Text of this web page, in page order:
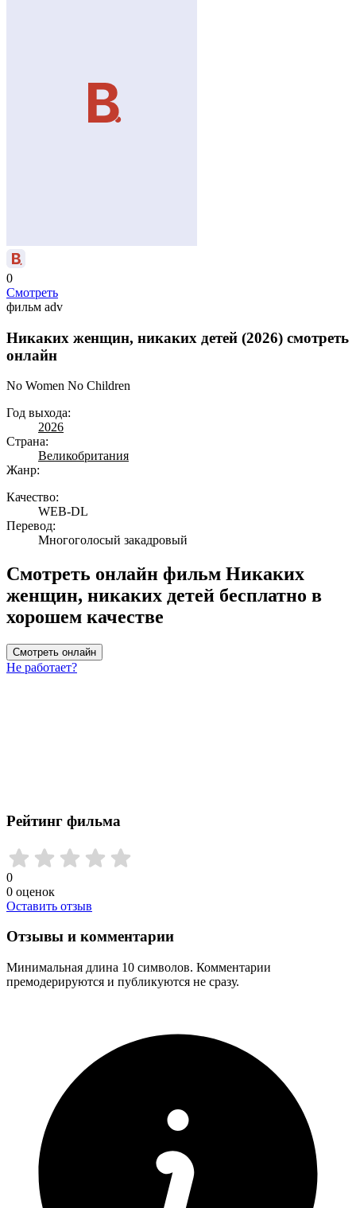
0
Смотреть
фильм adv
Никаких женщин, никаких детей (2026) смотреть
онлайн
No Women No Children
Год выхода:
2026
Страна:
Великобритания
Жанр:
Качество:
WEB-DL
Перевод:
Многоголосый закадровый
Смотреть онлайн фильм Никаких
женщин, никаких детей бесплатно в
хорошем качестве
Смотреть онлайн
Не работает?
Рейтинг фильма
0
0 оценок
Оставить отзыв
Отзывы и комментарии
Минимальная длина 10 символов. Комментарии
премодерируются и публикуются не сразу.